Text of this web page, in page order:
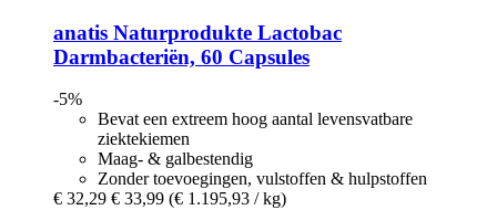
anatis Naturprodukte Lactobac
Darmbacteriën, 60 Capsules
-5%
Bevat een extreem hoog aantal levensvatbare
ziektekiemen
Maag- & galbestendig
Zonder toevoegingen, vulstoffen & hulpstoffen
€ 32,29 € 33,99 (€ 1.195,93 / kg)